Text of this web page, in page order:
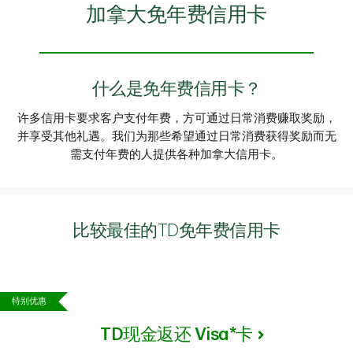
加拿大免年费信用卡
什么是免年费信用卡？
许多信用卡要求客户支付年费，方可通过日常消费赚取奖励，
并享受其他礼遇。我们为那些希望通过日常消费获得奖励而无
需支付年费的人提供各种加拿大信用卡。
比较最佳的TD免年费信用卡
特别优惠
TD现金返还 Visa*卡